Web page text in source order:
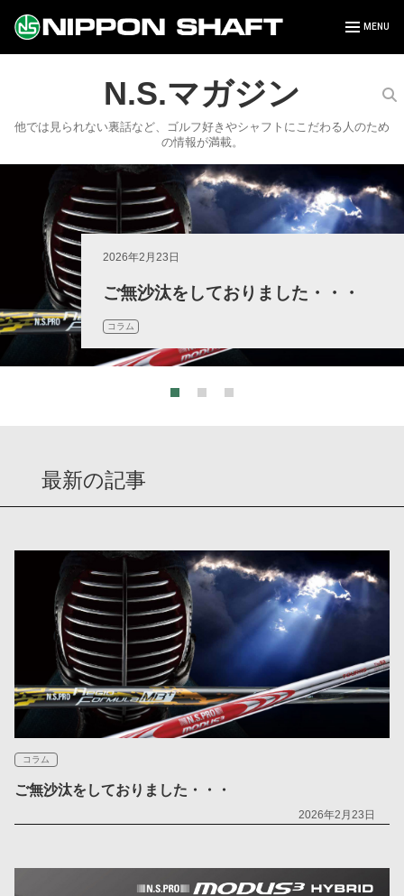
N.S.マガジン
他では見られない裏話など、ゴルフ好きやシャフトにこだわる人のため
の情報が満載。
2026年2月23日
ご無沙汰をしておりました・・・
コラム
2020年5月7日
N.S.PRO MODUS3 HYBRID誕生秘
話
コラム
2020年5月1日
ウェッジを考える
コラム
最新の記事
コラム
ご無沙汰をしておりました・・・
2026年2月23日